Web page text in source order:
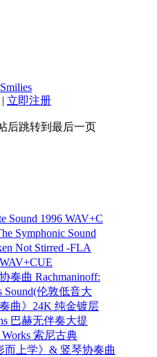
Smilies
| 立即注册
后跳转到最后一页
Sound 1996 WAV+C
Symphonic Sound
Not Stirred -FLA
奏曲 Rachmaninoff:
Sound(伦敦低音大
曲》24K 纯金镀层
巴赫无伴奏大提
Works 索尼古典
而上学》& 竖琴协奏曲